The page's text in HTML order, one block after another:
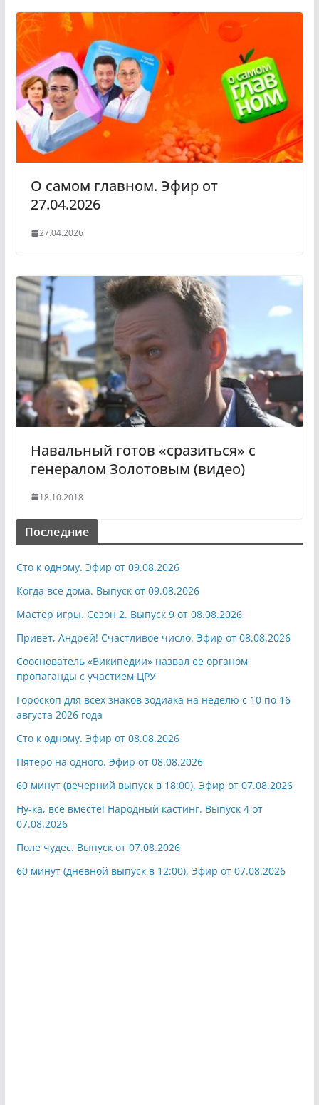
О самом главном. Эфир от
27.04.2026
27.04.2026
Навальный готов «сразиться» с
генералом Золотовым (видео)
18.10.2018
Последние
Сто к одному. Эфир от 09.08.2026
Когда все дома. Выпуск от 09.08.2026
Мастер игры. Сезон 2. Выпуск 9 от 08.08.2026
Привет, Андрей! Счастливое число. Эфир от 08.08.2026
Сооснователь «Википедии» назвал ее органом
пропаганды с участием ЦРУ
Гороскоп для всех знаков зодиака на неделю с 10 по 16
августа 2026 года
Сто к одному. Эфир от 08.08.2026
Пятеро на одного. Эфир от 08.08.2026
60 минут (вечерний выпуск в 18:00). Эфир от 07.08.2026
Ну-ка, все вместе! Народный кастинг. Выпуск 4 от
07.08.2026
Поле чудес. Выпуск от 07.08.2026
60 минут (дневной выпуск в 12:00). Эфир от 07.08.2026